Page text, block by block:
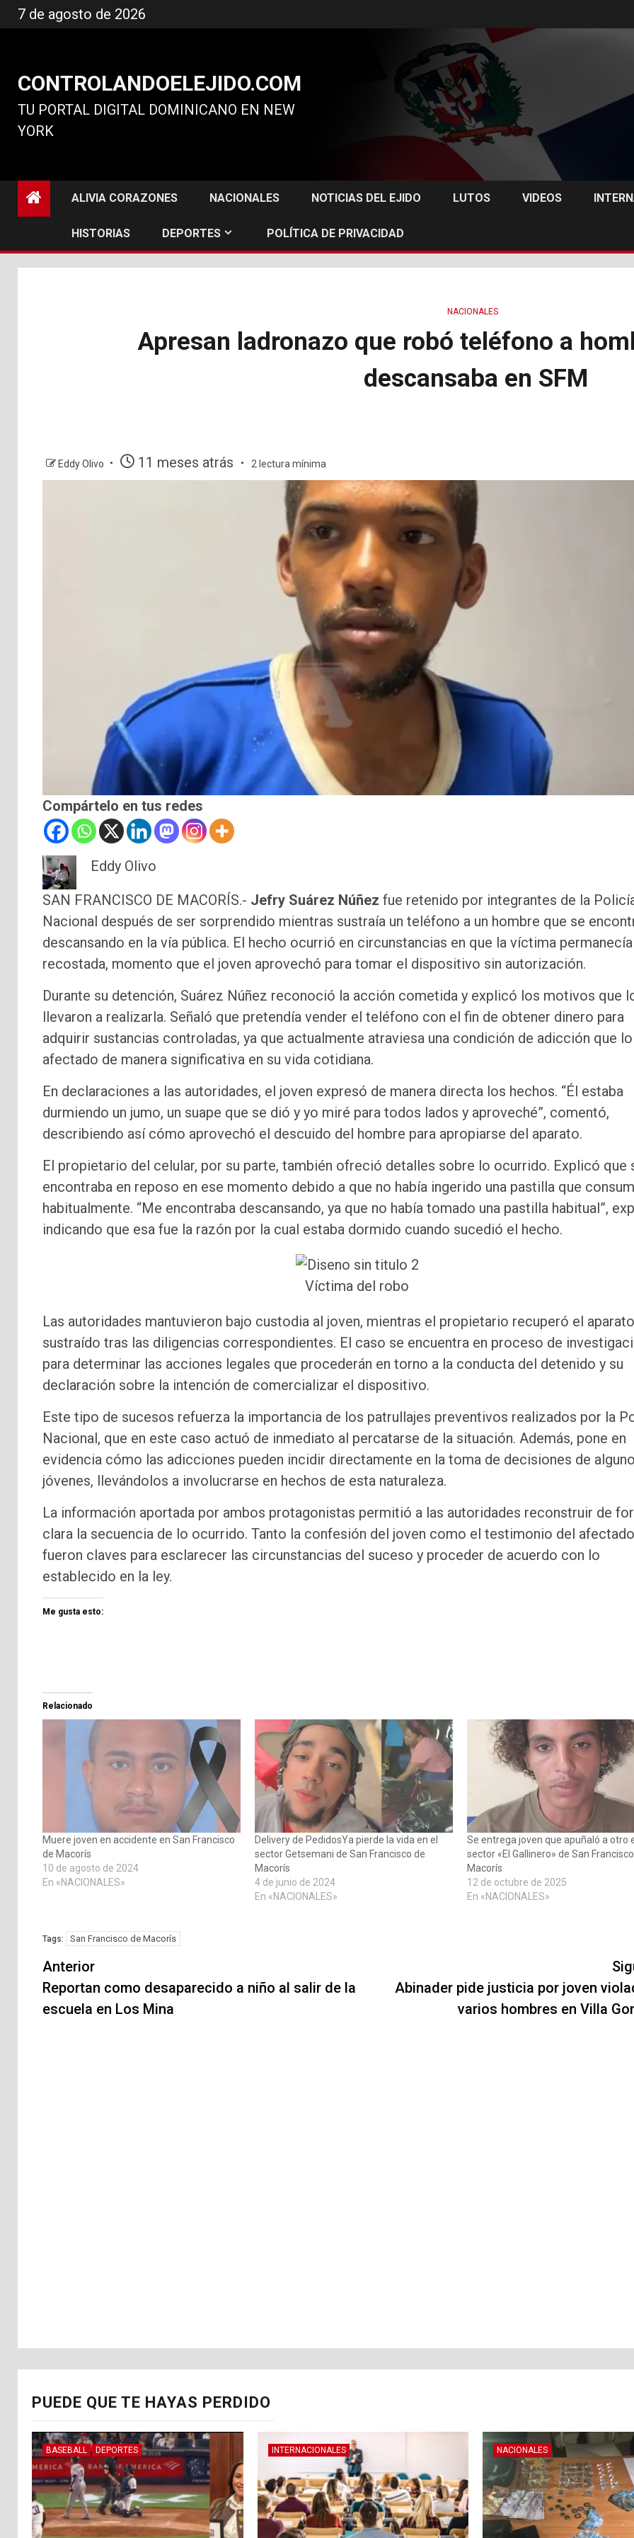
al
7 de agosto de 2026
CONTROLANDOELEJIDO.COM
TU PORTAL DIGITAL DOMINICANO EN NEW
YORK
ALIVIA CORAZONES NACIONALES NOTICIAS DEL EJIDO LUTOS VIDEOS
HISTORIAS DEPORTES POLÍTICA DE PRIVACIDAD
NACIONALES
Apresan ladronazo que robó teléfono a
descansaba en SFM
Eddy Olivo 11 meses atrás 2 lectura mínima
Compártelo en tus redes
Eddy Olivo
SAN FRANCISCO DE MACORÍS.- Jefry Suárez Núñez fue retenido por integrantes de la
Nacional después de ser sorprendido mientras sustraía un teléfono a un hombre que se
descansando en la vía pública. El hecho ocurrió en circunstancias en que la víctima permanecía
recostada, momento que el joven aprovechó para tomar el dispositivo sin autorización.
Durante su detención, Suárez Núñez reconoció la acción cometida y explicó los motivos que
llevaron a realizarla. Señaló que pretendía vender el teléfono con el fin de obtener dinero para
adquirir sustancias controladas, ya que actualmente atraviesa una condición de adicción que lo
afectado de manera significativa en su vida cotidiana.
En declaraciones a las autoridades, el joven expresó de manera directa los hechos. “Él estaba
durmiendo un jumo, un suape que se dió y yo miré para todos lados y aproveché”, comentó,
describiendo así cómo aprovechó el descuido del hombre para apropiarse del aparato.
El propietario del celular, por su parte, también ofreció detalles sobre lo ocurrido. Explicó que
encontraba en reposo en ese momento debido a que no había ingerido una pastilla que
habitualmente. “Me encontraba descansando, ya que no había tomado una pastilla habitual”,
indicando que esa fue la razón por la cual estaba dormido cuando sucedió el hecho.
Víctima del robo
Las autoridades mantuvieron bajo custodia al joven, mientras el propietario recuperó el aparato
sustraído tras las diligencias correspondientes. El caso se encuentra en proceso de
para determinar las acciones legales que procederán en torno a la conducta del detenido y su
declaración sobre la intención de comercializar el dispositivo.
Este tipo de sucesos refuerza la importancia de los patrullajes preventivos realizados por la
Nacional, que en este caso actuó de inmediato al percatarse de la situación. Además, pone en
evidencia cómo las adicciones pueden incidir directamente en la toma de decisiones de
jóvenes, llevándolos a involucrarse en hechos de esta naturaleza.
La información aportada por ambos protagonistas permitió a las autoridades reconstruir de
clara la secuencia de lo ocurrido. Tanto la confesión del joven como el testimonio del afectado
fueron claves para esclarecer las circunstancias del suceso y proceder de acuerdo con lo
establecido en la ley.
Me gusta esto:
Relacionado
Muere joven en accidente en San Francisco
de Macorís
10 de agosto de 2024
En «NACIONALES»
Delivery de PedidosYa pierde la vida en el
sector Getsemani de San Francisco de
Macorís
4 de junio de 2024
En «NACIONALES»
Se entrega joven que apuñaló a otro
sector «El Gallinero» de San
Macorís
12 de octubre de 2025
En «NACIONALES»
Tags: San Francisco de Macorís
Navegación
de
entradas
Anterior
Reportan como desaparecido a niño al salir de la
escuela en Los Mina
Abinader pide justicia por joven
varios hombres en Villa
PUEDE QUE TE HAYAS PERDIDO
BASEBALL DEPORTES INTERNACIONALES NACIONALES